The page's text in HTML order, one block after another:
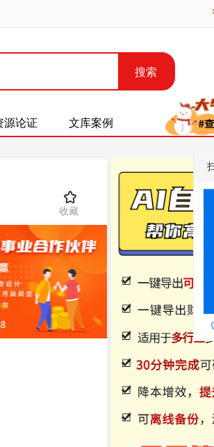
搜索
源论证 文库案例
收藏